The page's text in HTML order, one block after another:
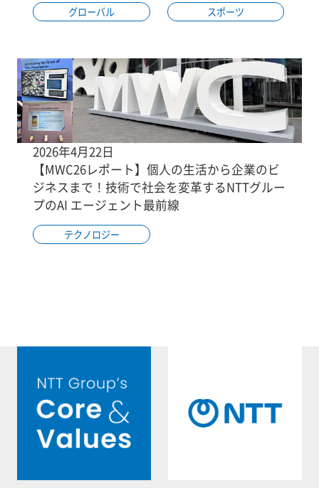
グローバル スポーツ
2026年4月22日
【MWC26レポート】個人の生活から企業のビ
ジネスまで！技術で社会を変革するNTTグルー
プのAI エージェント最前線
テクノロジー